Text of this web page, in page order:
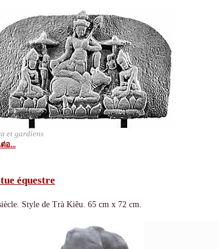
et gardiens
อ...
équestre
Style de Trà Kiêu. 65 cm x 72 cm.